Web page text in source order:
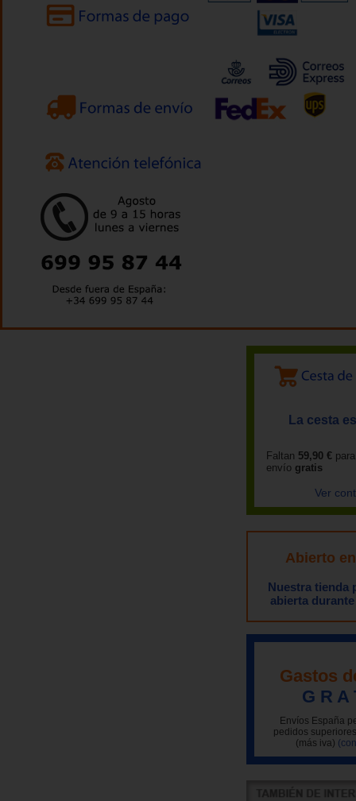
La cesta
Faltan 59,90 €
envío gratis
Ver
Abierto
Nuestra tienda
abierta
Gastos
G R A
Envíos España
pedidos
(más iva)